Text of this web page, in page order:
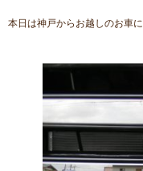
本日は神戸からお越しのお車に